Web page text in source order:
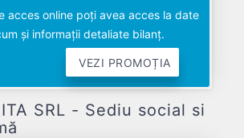
acces online poți avea acces la date
și informații detaliate bilanț.
VEZI PROMOȚIA
SRL - Sediu social si